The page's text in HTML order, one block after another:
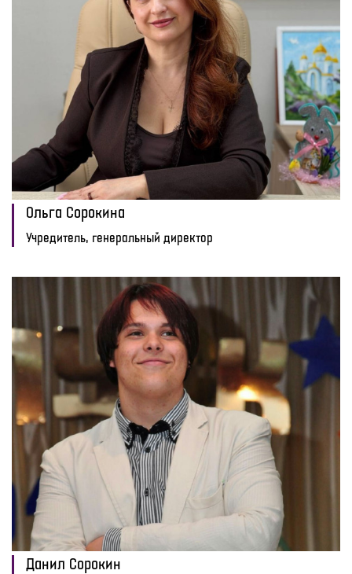
Ольга Сорокина
Учредитель, генеральный директор
Данил Сорокин